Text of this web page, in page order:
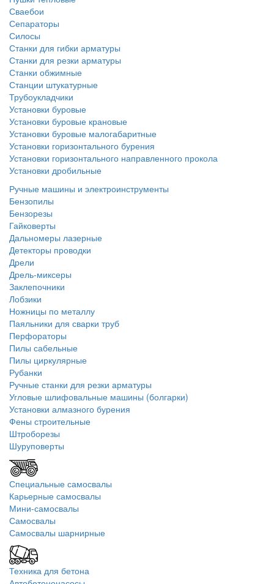
Сваебои
Сепараторы
Силосы
Станки для гибки арматуры
Станки для резки арматуры
Станки обжимные
Станции штукатурные
Трубоукладчики
Установки буровые
Установки буровые крановые
Установки буровые малогабаритные
Установки горизонтального бурения
Установки горизонтального направленного прокола
Установки дробильные
Ручные машины и электроинструменты
Бензопилы
Бензорезы
Гайковерты
Дальномеры лазерные
Детекторы проводки
Дрели
Дрель-миксеры
Заклепочники
Лобзики
Ножницы по металлу
Паяльники для сварки труб
Перфораторы
Пилы сабельные
Пилы циркулярные
Рубанки
Ручные станки для резки арматуры
Угловые шлифовальные машины (болгарки)
Установки алмазного бурения
Фены строительные
Штроборезы
Шуруповерты
Специальные самосвалы
Карьерные самосвалы
Мини-самосвалы
Самосвалы
Самосвалы шарнирные
Техника для бетона